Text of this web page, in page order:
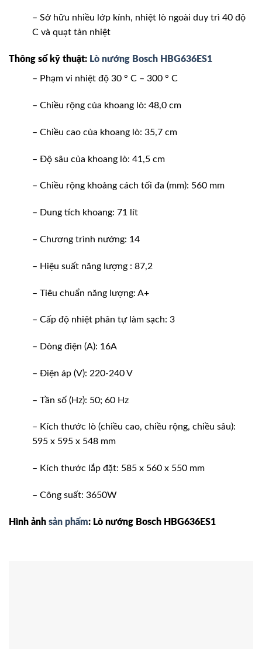
– Sở hữu nhiều lớp kính, nhiệt lò ngoài duy trì 40 độ
C và quạt tản nhiệt
Thông số kỹ thuật: Lò nướng Bosch HBG636ES1
– Phạm vi nhiệt độ 30 ° C – 300 ° C
– Chiều rộng của khoang lò: 48,0 cm
– Chiều cao của khoang lò: 35,7 cm
– Độ sâu của khoang lò: 41,5 cm
– Chiều rộng khoảng cách tối đa (mm): 560 mm
– Dung tích khoang: 71 lít
– Chương trình nướng: 14
– Hiệu suất năng lượng : 87,2
– Tiêu chuẩn năng lượng: A+
– Cấp độ nhiệt phân tự làm sạch: 3
– Dòng điện (A): 16A
– Điện áp (V): 220-240 V
– Tần số (Hz): 50; 60 Hz
– Kích thước lò (chiều cao, chiều rộng, chiều sâu):
595 x 595 x 548 mm
– Kích thước lắp đặt: 585 x 560 x 550 mm
– Công suất: 3650W
Hình ảnh sản phẩm: Lò nướng Bosch HBG636ES1